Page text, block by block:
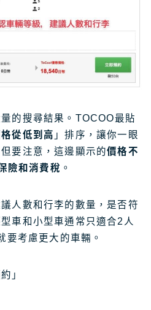
的搜尋結果。TOCOO最貼
從低到高 」排序，讓你一眼
要注意，這邊顯示的價格不
險和消費稅 。
人數和行李的數量，是否符
車和小型車通常只適合2人
要考慮更大的車輛。
」